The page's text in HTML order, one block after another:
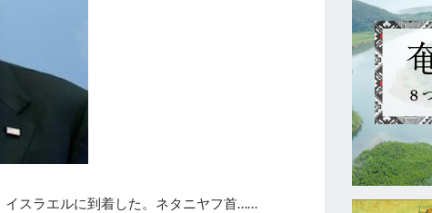
イスラエルに到着した。ネタニヤフ首……